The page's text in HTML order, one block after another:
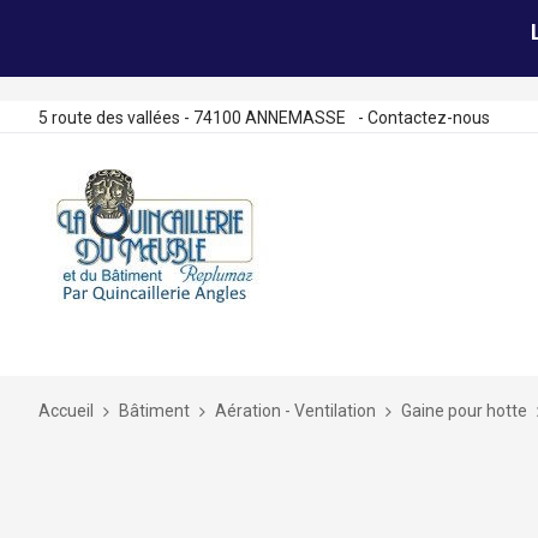
5 route des vallées - 74100 ANNEMASSE - Contactez-nous
Accueil Bâtiment Aération - Ventilation Gaine pour hotte